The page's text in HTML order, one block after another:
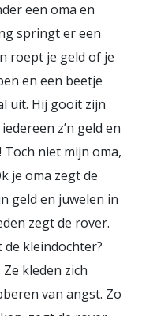
een oma en
springt er een
roept je geld of je
en een beetje
uit. Hij gooit zijn
z’n geld en
niet mijn oma,
je oma zegt de
geld en juwelen in
zegt de rover.
kleindochter?
kleden zich
van angst. Zo